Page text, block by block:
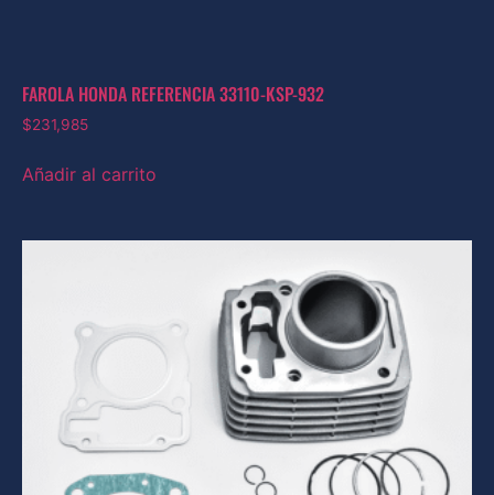
FAROLA HONDA REFERENCIA 33110-KSP-932
$231,985
Añadir al carrito